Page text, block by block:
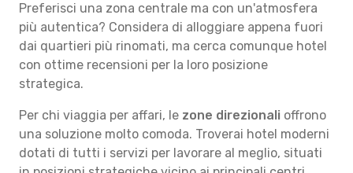
Preferisci una zona centrale ma con un'atmosfera
più autentica? Considera di alloggiare appena fuori
dai quartieri più rinomati, ma cerca comunque hotel
con ottime recensioni per la loro posizione
strategica.
Per chi viaggia per affari, le zone direzionali offrono
una soluzione molto comoda. Troverai hotel moderni
dotati di tutti i servizi per lavorare al meglio, situati